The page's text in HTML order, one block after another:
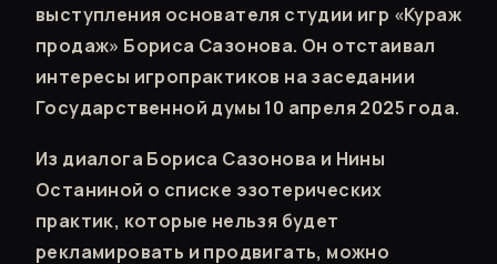
выступления основателя студии игр «Кураж
продаж» Бориса Сазонова. Он отстаивал
интересы игропрактиков на заседании
Государственной думы 10 апреля 2025 года.
Из диалога Бориса Сазонова и Нины
Останиной о списке эзотерических
практик, которые нельзя будет
рекламировать и продвигать, можно